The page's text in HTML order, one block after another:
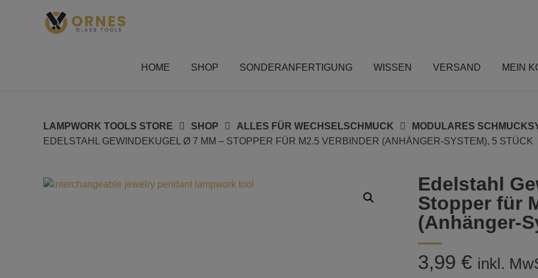
HOME SHOP SONDERANFERTIGUNG WISSEN VERSAND MEIN
LAMPWORK TOOLS STORE SHOP ALLES FÜR WECHSELSCHMUCK
MODULARES
EDELSTAHL GEWINDEKUGEL Ø 7 MM – STOPPER FÜR M2.5 VERBINDER (ANHÄNGER-SYSTEM), 5 STÜCK
Edelstahl
Stopper für
(Anhänger-
3,99 € inkl.